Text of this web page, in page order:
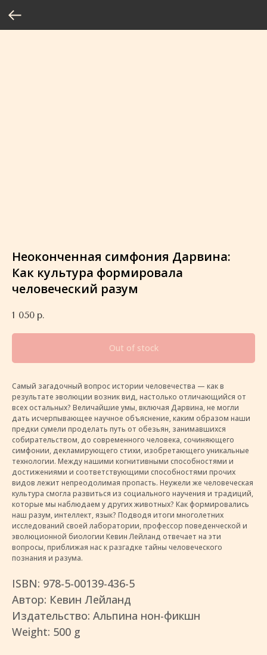
Неоконченная симфония Дарвина:
Как культура формировала
человеческий разум
1 050 р.
Out of stock
Самый загадочный вопрос истории человечества — как в
результате эволюции возник вид, настолько отличающийся от
всех остальных? Величайшие умы, включая Дарвина, не могли
дать исчерпывающее научное объяснение, каким образом наши
предки сумели проделать путь от обезьян, занимавшихся
собирательством, до современного человека, сочиняющего
симфонии, декламирующего стихи, изобретающего уникальные
технологии. Между нашими когнитивными способностями и
достижениями и соответствующими способностями прочих
видов лежит непреодолимая пропасть. Неужели же человеческая
культура смогла развиться из социального научения и традиций,
которые мы наблюдаем у других животных? Как формировались
наш разум, интеллект, язык? Подводя итоги многолетних
исследований своей лаборатории, профессор поведенческой и
эволюционной биологии Кевин Лейланд отвечает на эти
вопросы, приближая нас к разгадке тайны человеческого
познания и разума.
ISBN: 978-5-00139-436-5
Автор: Кевин Лейланд
Издательство: Альпина нон-фикшн
Weight: 500 g